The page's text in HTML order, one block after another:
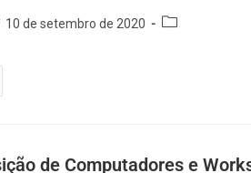
10 de setembro de 2020
de Computadores e